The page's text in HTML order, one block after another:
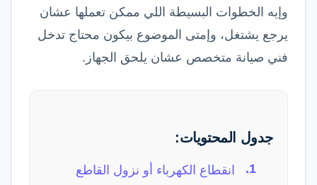
وإيه الخطوات البسيطة اللي ممكن تعملها عشان
يرجع يشتغل، وإمتى الموضوع بيكون محتاج تدخل
فني صيانة متخصص عشان يلحق الجهاز.
جدول المحتويات:
انقطاع الكهرباء أو نزول القاطع